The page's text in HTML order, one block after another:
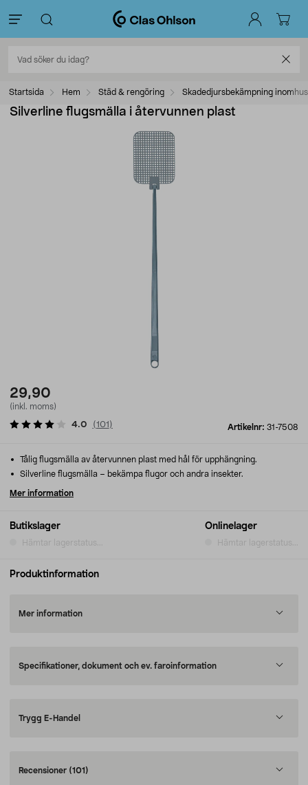
Startsida Hem Städ & rengöring Skadedjursbekämpning inomhus
Silverline flugsmälla i återvunnen plast
29,90
(inkl. moms)
Artikelnr: 31-7508
4.0 (101 )
Butikslager
Hämtar lagerstatus...
Onlinelager
Hämtar lagerstatus...
Tålig flugsmälla av återvunnen plast med hål för upphängning.
Silverline flugsmälla – bekämpa flugor och andra insekter.
Mer information
Produktinformation
Mer information
Specifikationer, dokument och ev. faroinformation
Trygg E-Handel
Recensioner (101)